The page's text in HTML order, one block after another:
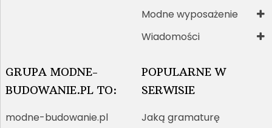
Modne wyposażenie
Wiadomości
GRUPA MODNE-
BUDOWANIE.PL TO:
modne-budowanie.pl
POPULARNE W
SERWISIE
Jaką gramaturę